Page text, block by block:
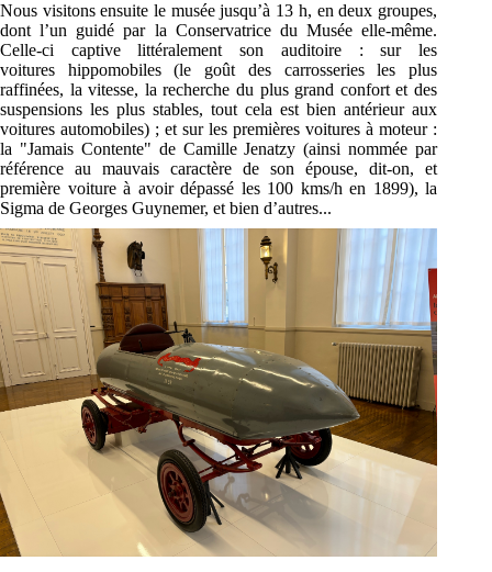
Nous visitons ensuite le musée jusqu’à 13 h, en deux groupes,
dont l’un guidé par la Conservatrice du Musée elle-même.
Celle-ci captive littéralement son auditoire : sur les
voitures hippomobiles (le goût des carrosseries les plus
raffinées, la vitesse, la recherche du plus grand confort et des
suspensions les plus stables, tout cela est bien antérieur aux
voitures automobiles) ; et sur les premières voitures à moteur :
la "Jamais Contente" de Camille Jenatzy (ainsi nommée par
référence au mauvais caractère de son épouse, dit-on, et
première voiture à avoir dépassé les 100 kms/h en 1899), la
Sigma de Georges Guynemer, et bien d’autres...